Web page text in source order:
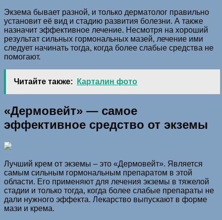
Экзема бывает разной, и только дерматолог правильно
установит её вид и стадию развития болезни. А также
назначит эффективное лечение. Несмотря на хороший
результат сильных гормональных мазей, лечение ими
следует начинать тогда, когда более слабые средства не
помогают.
Читайте также: Карталин фото
«Дермовейт» — самое
эффективное средство от экземы
Лучший крем от экземы – это «Дермовейт». Является
самым сильным гормональным препаратом в этой
области. Его применяют для лечения экземы в тяжелой
стадии и только тогда, когда более слабые препараты не
дали нужного эффекта. Лекарство выпускают в форме
мази и крема.